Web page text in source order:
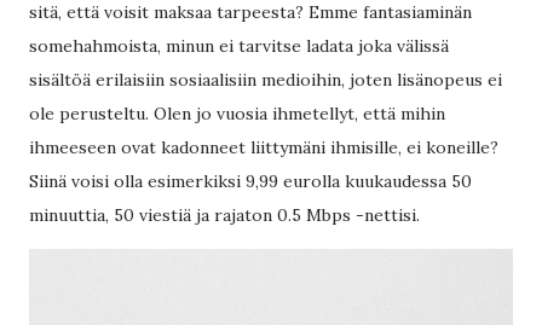
sitä, että voisit maksaa tarpeesta? Emme fantasiaminän
somehahmoista, minun ei tarvitse ladata joka välissä
sisältöä erilaisiin sosiaalisiin medioihin, joten lisänopeus ei
ole perusteltu. Olen jo vuosia ihmetellyt, että mihin
ihmeeseen ovat kadonneet liittymäni ihmisille, ei koneille?
Siinä voisi olla esimerkiksi 9,99 eurolla kuukaudessa 50
minuuttia, 50 viestiä ja rajaton 0.5 Mbps -nettisi.